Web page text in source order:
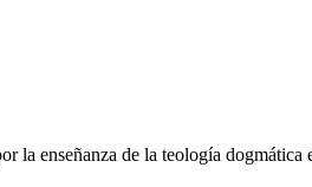
la enseñanza de la teología